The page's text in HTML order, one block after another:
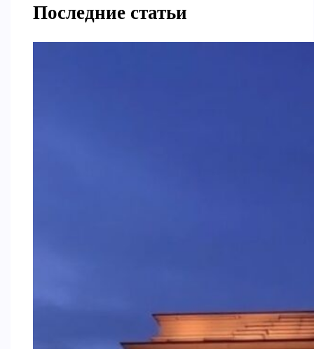
Последние статьи